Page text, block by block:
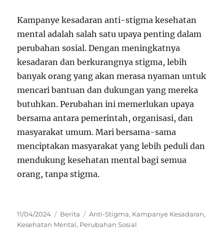
Kampanye kesadaran anti-stigma kesehatan
mental adalah salah satu upaya penting dalam
perubahan sosial. Dengan meningkatnya
kesadaran dan berkurangnya stigma, lebih
banyak orang yang akan merasa nyaman untuk
mencari bantuan dan dukungan yang mereka
butuhkan. Perubahan ini memerlukan upaya
bersama antara pemerintah, organisasi, dan
masyarakat umum. Mari bersama-sama
menciptakan masyarakat yang lebih peduli dan
mendukung kesehatan mental bagi semua
orang, tanpa stigma.
Posted
on
11/04/2024 Categories
Berita Tags
Anti-Stigma, Kampanye Kesadaran,
Kesehatan Mental, Perubahan Sosial